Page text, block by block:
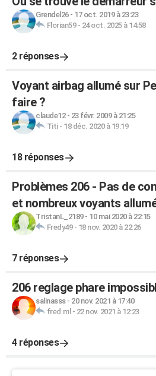
Grendel26- 17 oct. 2019 à 23:23
Florian59- 24 oct. 2025 à 14:58
2 réponses
Voyant airbag allumé sur
faire ?
claude12- 23 févr. 2009 à 21:25
Titi- 18 déc. 2020 à 19:19
18 réponses
Problèmes 206 - Pas de
et nombreux voyants
TristanL_2189- 10 mai 2020 à 22:15
Fredy49- 18 nov. 2020 à 22:26
7 réponses
206 reglage phare
salinasss- 20 nov. 2021 à 17:40
fred.ml - 22 nov. 2021 à 12:23
4 réponses